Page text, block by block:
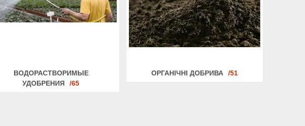
ВОДОРАСТВОРИМЫЕ
УДОБРЕНИЯ
65
ОРГАНІЧНІ ДОБРИВА 51